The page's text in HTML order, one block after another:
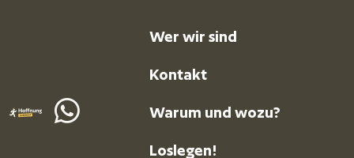
Wer wir sind
Kontakt
Warum und wozu?
Loslegen!